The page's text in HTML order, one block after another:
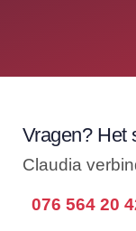
Vragen? Het
Claudia
076 564 20